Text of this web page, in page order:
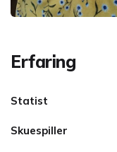
Erfaring
Statist
Skuespiller